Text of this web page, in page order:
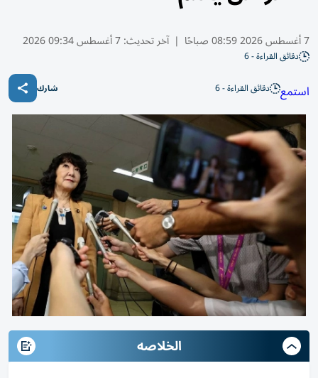
7 أغسطس 2026 08:59 صباحًا | آخر تحديث:7 أغسطس 09:34 2026
دقائق القراءة - 6
استمع دقائق القراءة - 6 شارك
الخلاصه